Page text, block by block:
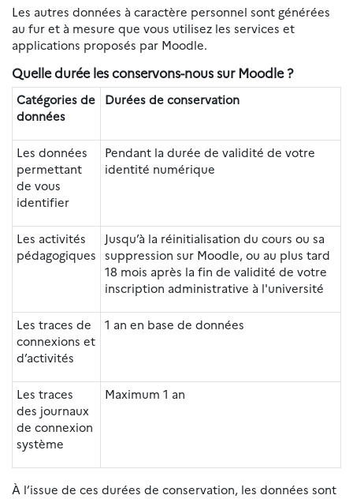
Les autres données à caractère personnel sont générées
au fur et à mesure que vous utilisez les services et
applications proposés par Moodle.
Quelle durée les conservons-nous sur Moodle ?
Catégories de
données
Durées de conservation
Les données
permettant
de vous
identifier
Pendant la durée de validité de votre
identité numérique
Les activités
pédagogiques
Jusqu’à la réinitialisation du cours ou sa
suppression sur Moodle, ou au plus tard
18 mois après la fin de validité de votre
inscription administrative à l'université
Les traces de
connexions et
d’activités
1 an en base de données
Les traces
des journaux
de connexion
système
Maximum 1 an
À l’issue de ces durées de conservation, les données sont